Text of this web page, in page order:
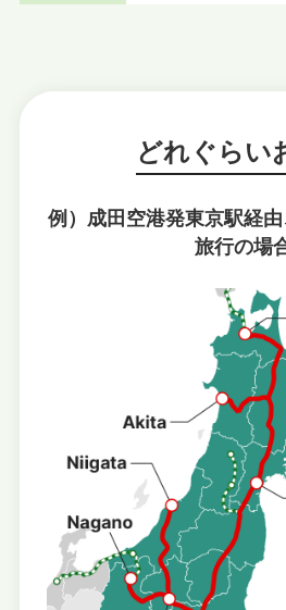
どれぐらい
例）成田空港発東京駅経
旅行の場